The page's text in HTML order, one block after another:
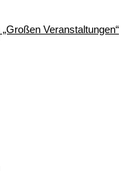
Veranstaltungen“